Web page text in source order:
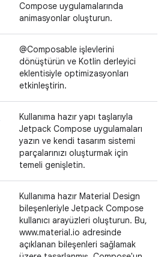
Compose uygulamalarında
animasyonlar oluşturun.
@Composable işlevlerini
dönüştürün ve Kotlin derleyici
eklentisiyle optimizasyonları
etkinleştirin.
Kullanıma hazır yapı taşlarıyla
Jetpack Compose uygulamaları
yazın ve kendi tasarım sistemi
parçalarınızı oluşturmak için
temeli genişletin.
Kullanıma hazır Material Design
bileşenleriyle Jetpack Compose
kullanıcı arayüzleri oluşturun. Bu,
www.material.io adresinde
açıklanan bileşenleri sağlamak